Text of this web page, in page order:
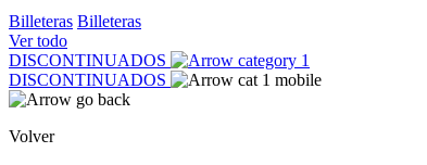
Billeteras Billeteras
Ver todo
DISCONTINUADOS
DISCONTINUADOS
Volver